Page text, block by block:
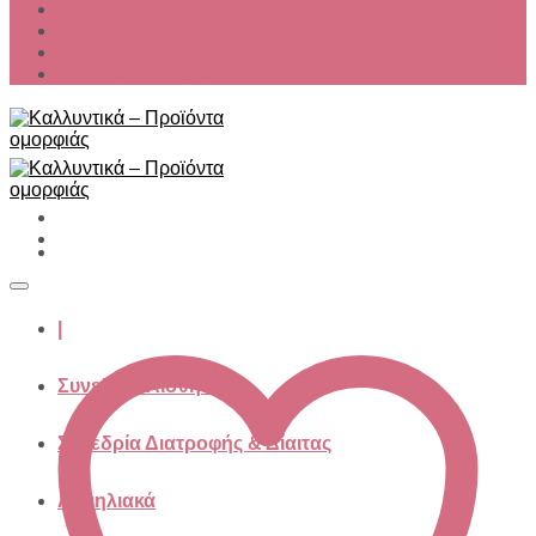
Συνεδρία Aισθητικής
Συνεδρία Διατροφής & Δίαιτας
Αντιηλιακά